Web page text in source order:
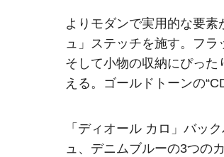
よりモダンで実用的な要
ュ」ステッチを施す。フラ
そして小物の収納にぴっ
える。ゴールドトーンの
「ディオール カロ」バッ
ュ、デニムブルーの3つの